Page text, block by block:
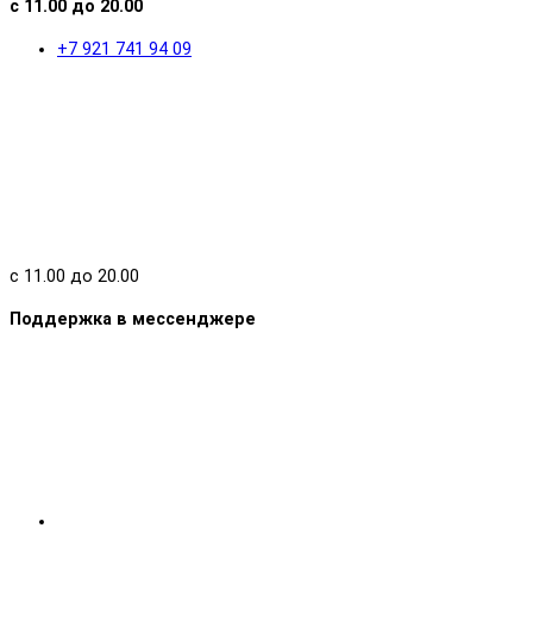
с 11.00 до 20.00
+7 921 741 94 09
с 11.00 до 20.00
Поддержка в мессенджере